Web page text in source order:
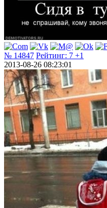
№ 14847 Рейтинг: 7 +1
2013-08-26 08:23:01